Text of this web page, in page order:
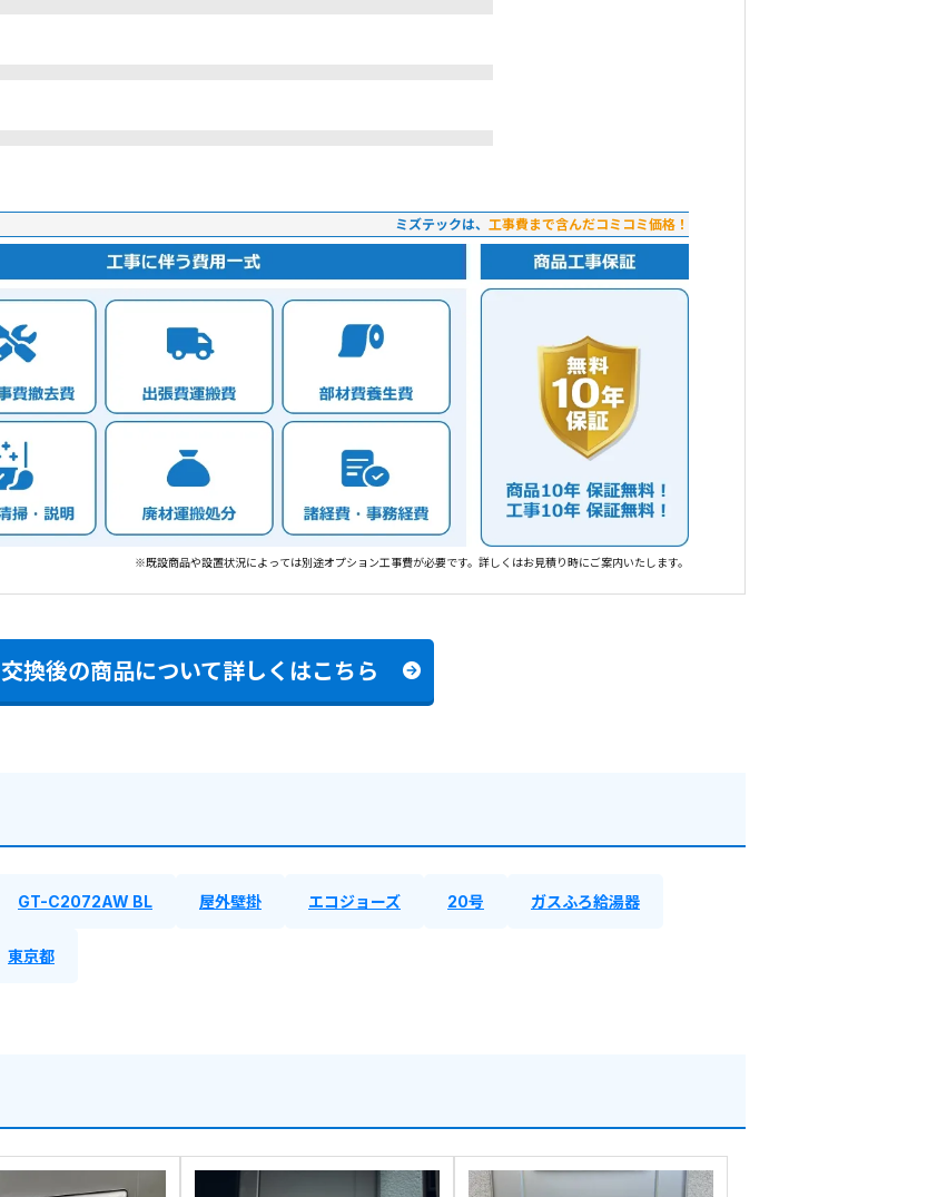
ミズテックは、 工事費まで含んだコミコミ価格！
※既設商品や設置状況によっては別途オプション工事費が必要です。詳しくはお見積り時にご案内いたします。
交換後の商品について詳しくはこちら
GT-C2072AW BL 屋外壁掛 エコジョーズ 20号 ガスふろ給湯器
東京都